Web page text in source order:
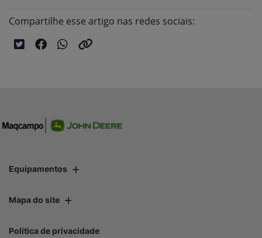
Compartilhe esse artigo nas redes sociais:
Equipamentos
Mapa do site
Política de privacidade